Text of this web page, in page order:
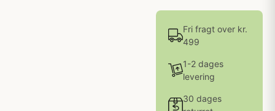
Fri fragt over kr.
499
1-2 dages
levering
30 dages